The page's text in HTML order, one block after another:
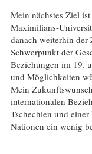
Mein nächstes Ziel
Maximilians-
danach weiterhin der
Schwerpunkt der
Beziehungen im 19.
und Möglichkeiten
Mein
internationalen
Tschechien und
Nationen ein wenig